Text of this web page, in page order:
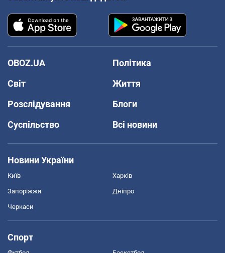
OBOZ.UA
Політика
Світ
Життя
Розслідування
Блоги
Суспільство
Всі новини
Новини України
Київ Харків
Запоріжжя Дніпро
Черкаси
Спорт